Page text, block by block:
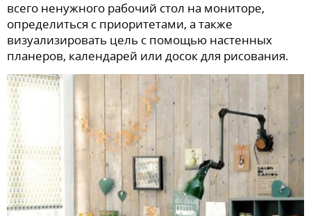
всего ненужного рабочий стол на мониторе,
определиться с приоритетами, а также
визуализировать цель с помощью настенных
планеров, календарей или досок для рисования.